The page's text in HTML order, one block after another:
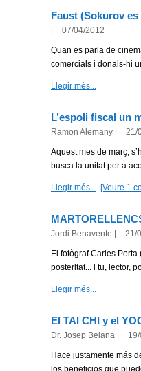
Faust (Sokurov
07/04/2012
Quan es parla de
comercials i donals-hi
Llegir més...
L’espoli fiscal un
Ramon Alemany 21/
Aquest mes de març,
busca la unitat per a
Llegir més... [Veure 1
Jordi Benavente 21/
El fotògraf Carles
posteritat... i tu, lector,
Llegir més...
El TAI CHI y el
Dr. Josep Belana
Hace justamente más
los beneficios que